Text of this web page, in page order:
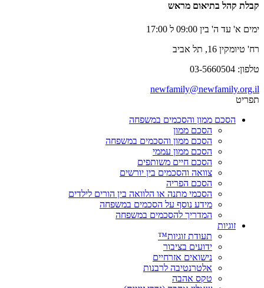
קבלת קהל בתיאום מראש
ימים א' עד ה' בין 09:00 ל 17:00
רח' טיומקין 16, תל אביב
טלפון: 03-5660504
newfamily@newfamily.org.il
תפריט
הסכם ממון והסכמים במשפחה
הסכם ממון
הסכם ממון והסכמים במשפחה
הסכם ממון עממי
הסכם חיים משותפים
צוואה והסכמים בין יורשים
הסכם הפריה
הסכמי מתנה או הלוואה בין הורים לילדים
מידע נוסף על הסכמים במשפחה
המדריך להסכמים במשפחה
זוגיות
תעודת זוגיות™
ידועים בציבור
נישואים אזרחיים
אלטרנטיבה לרבנות
טקס אהבה